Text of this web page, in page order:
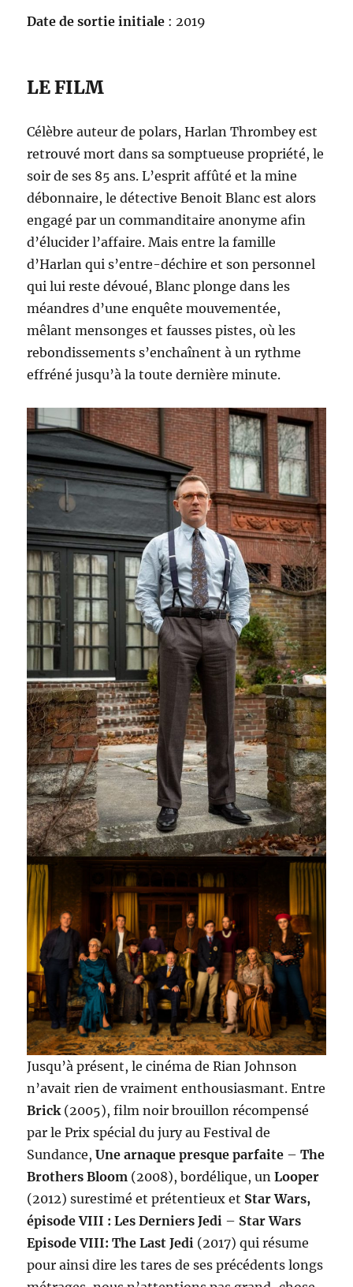
Date de sortie initiale : 2019
LE FILM
Célèbre auteur de polars, Harlan Thrombey est
retrouvé mort dans sa somptueuse propriété, le
soir de ses 85 ans. L’esprit affûté et la mine
débonnaire, le détective Benoit Blanc est alors
engagé par un commanditaire anonyme afin
d’élucider l’affaire. Mais entre la famille
d’Harlan qui s’entre-déchire et son personnel
qui lui reste dévoué, Blanc plonge dans les
méandres d’une enquête mouvementée,
mêlant mensonges et fausses pistes, où les
rebondissements s’enchaînent à un rythme
effréné jusqu’à la toute dernière minute.
Jusqu’à présent, le cinéma de Rian Johnson
n’avait rien de vraiment enthousiasmant. Entre
Brick(2005), film noir brouillon récompensé
par le Prix spécial du jury au Festival de
Sundance,Une arnaque presque parfaite –The
Brothers Bloom (2008), bordélique, unLooper
(2012) surestimé et prétentieux et Star Wars,
épisode VIII : Les Derniers Jedi – Star Wars
Episode VIII: The Last Jedi (2017) qui résume
pour ainsi dire les tares de ses précédents longs